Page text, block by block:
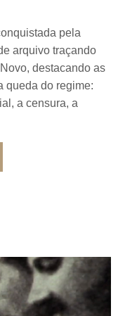
pela
arquivo traçando
destacando as
queda do regime:
a censura, a